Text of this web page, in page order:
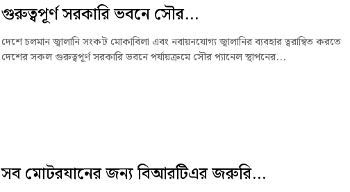
গুরুত্বপূর্ণ সরকারি ভবনে সৌর...
দেশে চলমান জ্বালানি সংকট মোকাবিলা এবং নবায়নযোগ্য জ্বালানির ব্যবহার ত্বরান্বিত করতে
দেশের সকল গুরুত্বপূর্ণ সরকারি ভবনে পর্যায়ক্রমে সৌর প্যানেল স্থাপনের...
সব মোটরযানের জন্য বিআরটিএর জরুরি...